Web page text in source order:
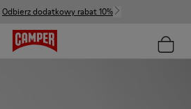
Odbierz dodatkowy rabat 10%